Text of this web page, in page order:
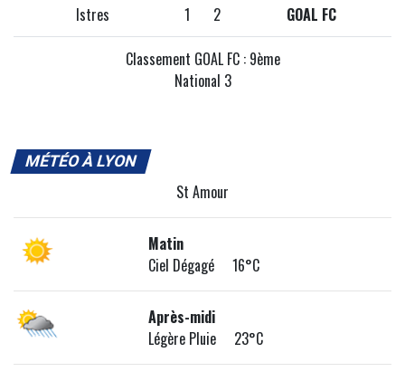
Istres 1 2 GOAL FC
Classement GOAL FC : 9ème
National 3
MÉTÉO À LYON
St Amour
Matin
Ciel Dégagé 16°C
Après-midi
Légère Pluie 23°C